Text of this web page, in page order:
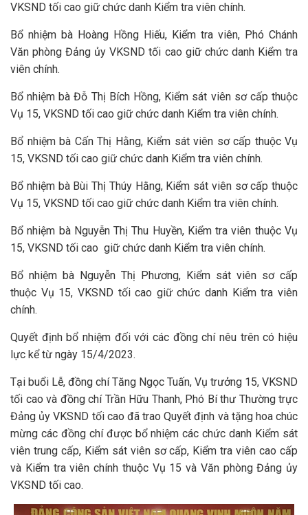
VKSND tối cao giữ chức danh Kiểm tra viên chính.
Bổ nhiệm bà Hoàng Hồng Hiếu, Kiểm tra viên, Phó Chánh
Văn phòng Đảng ủy VKSND tối cao giữ chức danh Kiểm tra
viên chính.
Bổ nhiệm bà Đỗ Thị Bích Hồng, Kiểm sát viên sơ cấp thuộc
Vụ 15, VKSND tối cao giữ chức danh Kiểm tra viên chính.
Bổ nhiệm bà Cấn Thị Hằng, Kiểm sát viên sơ cấp thuộc Vụ
15, VKSND tối cao giữ chức danh Kiểm tra viên chính.
Bổ nhiệm bà Bùi Thị Thúy Hằng, Kiểm sát viên sơ cấp thuộc
Vụ 15, VKSND tối cao giữ chức danh Kiểm tra viên chính.
Bổ nhiệm bà Nguyễn Thị Thu Huyền, Kiểm tra viên thuộc Vụ
15, VKSND tối cao giữ chức danh Kiểm tra viên chính.
Bổ nhiệm bà Nguyễn Thị Phương, Kiểm sát viên sơ cấp
thuộc Vụ 15, VKSND tối cao giữ chức danh Kiểm tra viên
chính.
Quyết định bổ nhiệm đối với các đồng chí nêu trên có hiệu
lực kể từ ngày 15/4/2023.
Tại buổi Lễ, đồng chí Tăng Ngọc Tuấn, Vụ trưởng 15, VKSND
tối cao và đồng chí Trần Hữu Thanh, Phó Bí thư Thường trực
Đảng ủy VKSND tối cao đã trao Quyết định và tặng hoa chúc
mừng các đồng chí được bổ nhiệm các chức danh Kiểm sát
viên trung cấp, Kiểm sát viên sơ cấp, Kiểm tra viên cao cấp
và Kiểm tra viên chính thuộc Vụ 15 và Văn phòng Đảng ủy
VKSND tối cao.